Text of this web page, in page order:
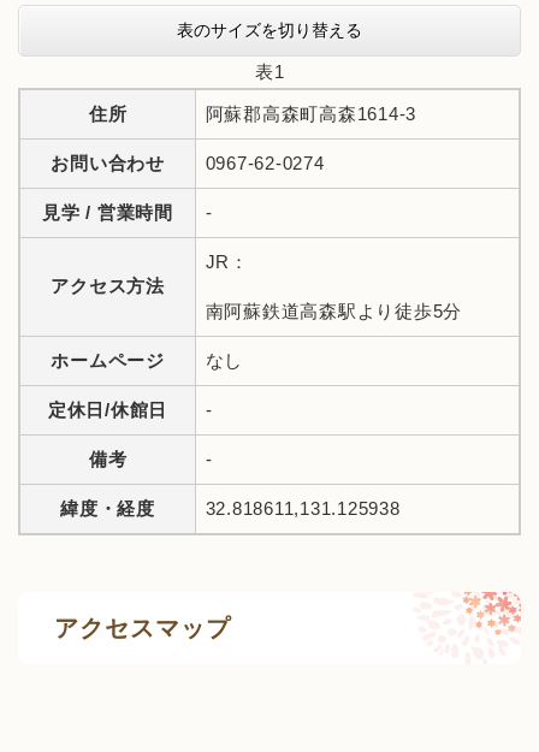
表のサイズを切り替える
表1
住所 阿蘇郡高森町高森1614-3
お問い合わせ 0967-62-0274
見学 / 営業時間 -
アクセス方法
JR：
南阿蘇鉄道高森駅より徒歩5分
ホームページ なし
定休日/休館日 -
備考 -
緯度・経度 32.818611,131.125938
アクセスマップ